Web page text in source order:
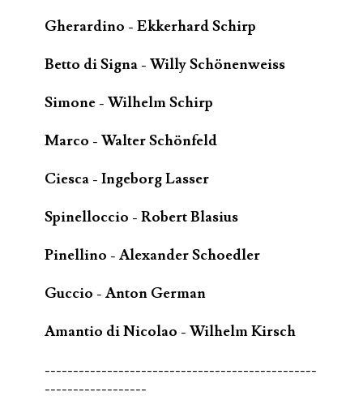
Gherardino - Ekkerhard Schirp
Betto di Signa - Willy Schönenweiss
Simone - Wilhelm Schirp
Marco - Walter Schönfeld
Ciesca - Ingeborg Lasser
Spinelloccio - Robert Blasius
Pinellino - Alexander Schoedler
Guccio - Anton German
Amantio di Nicolao - Wilhelm Kirsch
------------------------------------------------
------------------